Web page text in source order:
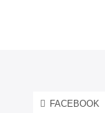
FACEBOOK